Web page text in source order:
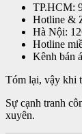
TP.HCM:
Hotline &
Hà Nội:
Hotline
Kênh bán
Tóm lại, vậy khi
Sự cạnh tranh
xuyên.